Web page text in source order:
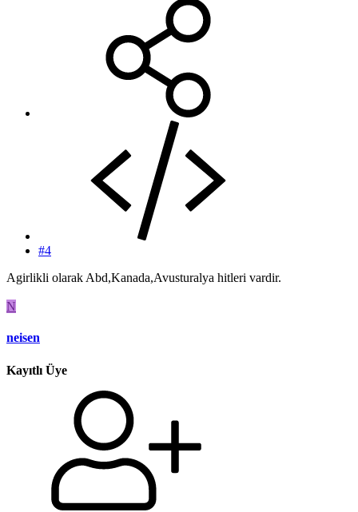
#4
Agirlikli olarak Abd,Kanada,Avusturalya hitleri vardir.
N
neisen
Kayıtlı Üye